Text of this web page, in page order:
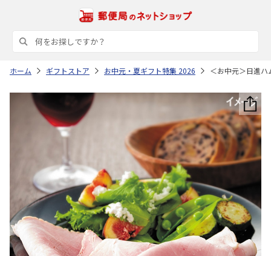
ホーム ギフトストア お中元・夏ギフト特集 2026 ＜お中元＞日進